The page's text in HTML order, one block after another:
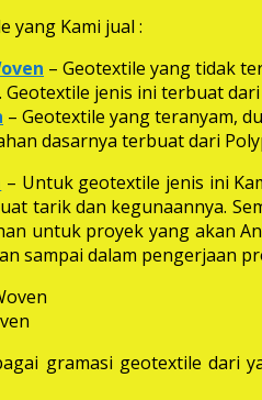
yang Kami jual :
– Geotextile yang tidak
Geotextile jenis ini terbuat
– Geotextile yang teranyam,
dasarnya terbuat dari
– Untuk geotextile jenis ini
tarik dan kegunaannya.
untuk proyek yang akan
sampai dalam pengerjaan
gramasi geotextile dari